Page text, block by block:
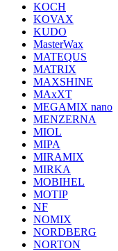
KOCH
KOVAX
KUDO
MasterWax
MATEQUS
MATRIX
MAXSHINE
MAxXT
MEGAMIX nano
MENZERNA
MIOL
MIPA
MIRAMIX
MIRKA
MOBIHEL
MOTIP
NF
NOMIX
NORDBERG
NORTON